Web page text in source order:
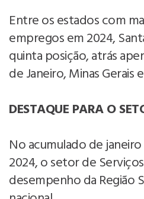
Entre os estados com
empregos em 2024,
quinta posição, atrás
de Janeiro, Minas Gerais
DESTAQUE PARA O
No acumulado de
2024, o setor de
desempenho da Região